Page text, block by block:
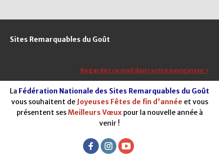
Sites Remarquables du Goût
Regardez ce mail dans votre navigateur >
La Fédération Nationale des Sites Remarquables du Goût
vous souhaitent de Joyeuses Fêtes de fin d'année et vous
présentent sesMeilleurs Vœuxpour la nouvelle année à
venir !